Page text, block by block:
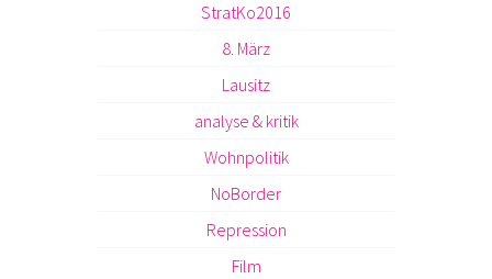
StratKo2016
8. März
Lausitz
analyse & kritik
Wohnpolitik
NoBorder
Repression
Film